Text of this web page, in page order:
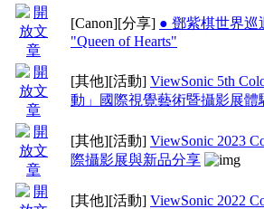
[Canon][分享] ● 鄧紫棋世界巡
"Queen of Hearts"
[其他][活動] ViewSonic 5th
動」國際視覺藝術暨攝影展體
[其他][活動] ViewSonic 2023
際攝影展與新品分享
[其他][活動] ViewSonic 2022